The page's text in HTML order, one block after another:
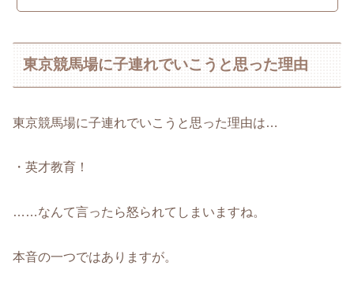
東京競馬場に子連れでいこうと思った理由
東京競馬場に子連れでいこうと思った理由は…
・英才教育！
……なんて言ったら怒られてしまいますね。
本音の一つではありますが。